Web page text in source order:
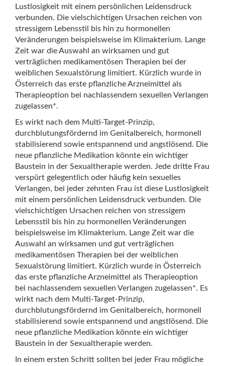
Lustlosigkeit mit einem persönlichen Leidensdruck
verbunden. Die vielschichtigen Ursachen reichen von
stressigem Lebensstil bis hin zu hormonellen
Veränderungen beispielsweise im Klimakterium. Lange
Zeit war die Auswahl an wirksamen und gut
verträglichen medikamentösen Therapien bei der
weiblichen Sexualstörung limitiert. Kürzlich wurde in
Österreich das erste pflanzliche Arzneimittel als
Therapieoption bei nachlassendem sexuellen Verlangen
zugelassen*.
Es wirkt nach dem Multi-Target-Prinzip,
durchblutungsfördernd im Genitalbereich, hormonell
stabilisierend sowie entspannend und angstlösend. Die
neue pflanzliche Medikation könnte ein wichtiger
Baustein in der Sexualtherapie werden. Jede dritte Frau
verspürt gelegentlich oder häufig kein sexuelles
Verlangen, bei jeder zehnten Frau ist diese Lustlosigkeit
mit einem persönlichen Leidensdruck verbunden. Die
vielschichtigen Ursachen reichen von stressigem
Lebensstil bis hin zu hormonellen Veränderungen
beispielsweise im Klimakterium. Lange Zeit war die
Auswahl an wirksamen und gut verträglichen
medikamentösen Therapien bei der weiblichen
Sexualstörung limitiert. Kürzlich wurde in Österreich
das erste pflanzliche Arzneimittel als Therapieoption
bei nachlassendem sexuellen Verlangen zugelassen*. Es
wirkt nach dem Multi-Target-Prinzip,
durchblutungsfördernd im Genitalbereich, hormonell
stabilisierend sowie entspannend und angstlösend. Die
neue pflanzliche Medikation könnte ein wichtiger
Baustein in der Sexualtherapie werden.
In einem ersten Schritt sollten bei jeder Frau mögliche